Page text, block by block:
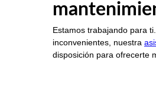
Estamos trabajando para
inconvenientes, nuestra
disposición para ofrecerte